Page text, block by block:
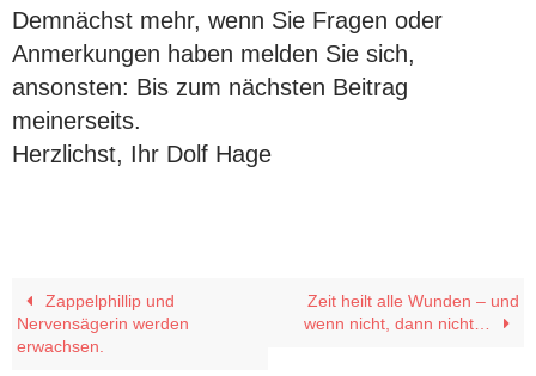
Demnächst mehr, wenn Sie Fragen oder
Anmerkungen haben melden Sie sich,
ansonsten: Bis zum nächsten Beitrag
meinerseits.
Herzlichst, Ihr Dolf Hage
Zappelphillip und
Nervensägerin werden
erwachsen.
Zeit heilt alle Wunden – und
wenn nicht, dann nicht…